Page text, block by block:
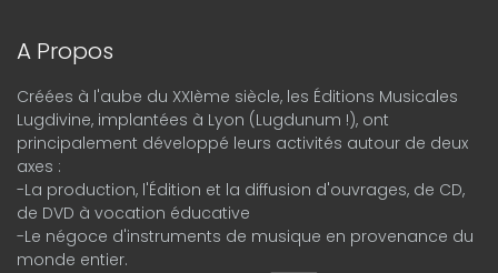
A Propos
Créées à l'aube du XXIème siècle, les Éditions Musicales
Lugdivine, implantées à Lyon (Lugdunum !), ont
principalement développé leurs activités autour de deux
axes :
-La production, l'Édition et la diffusion d'ouvrages, de CD,
de DVD à vocation éducative
-Le négoce d'instruments de musique en provenance du
monde entier.